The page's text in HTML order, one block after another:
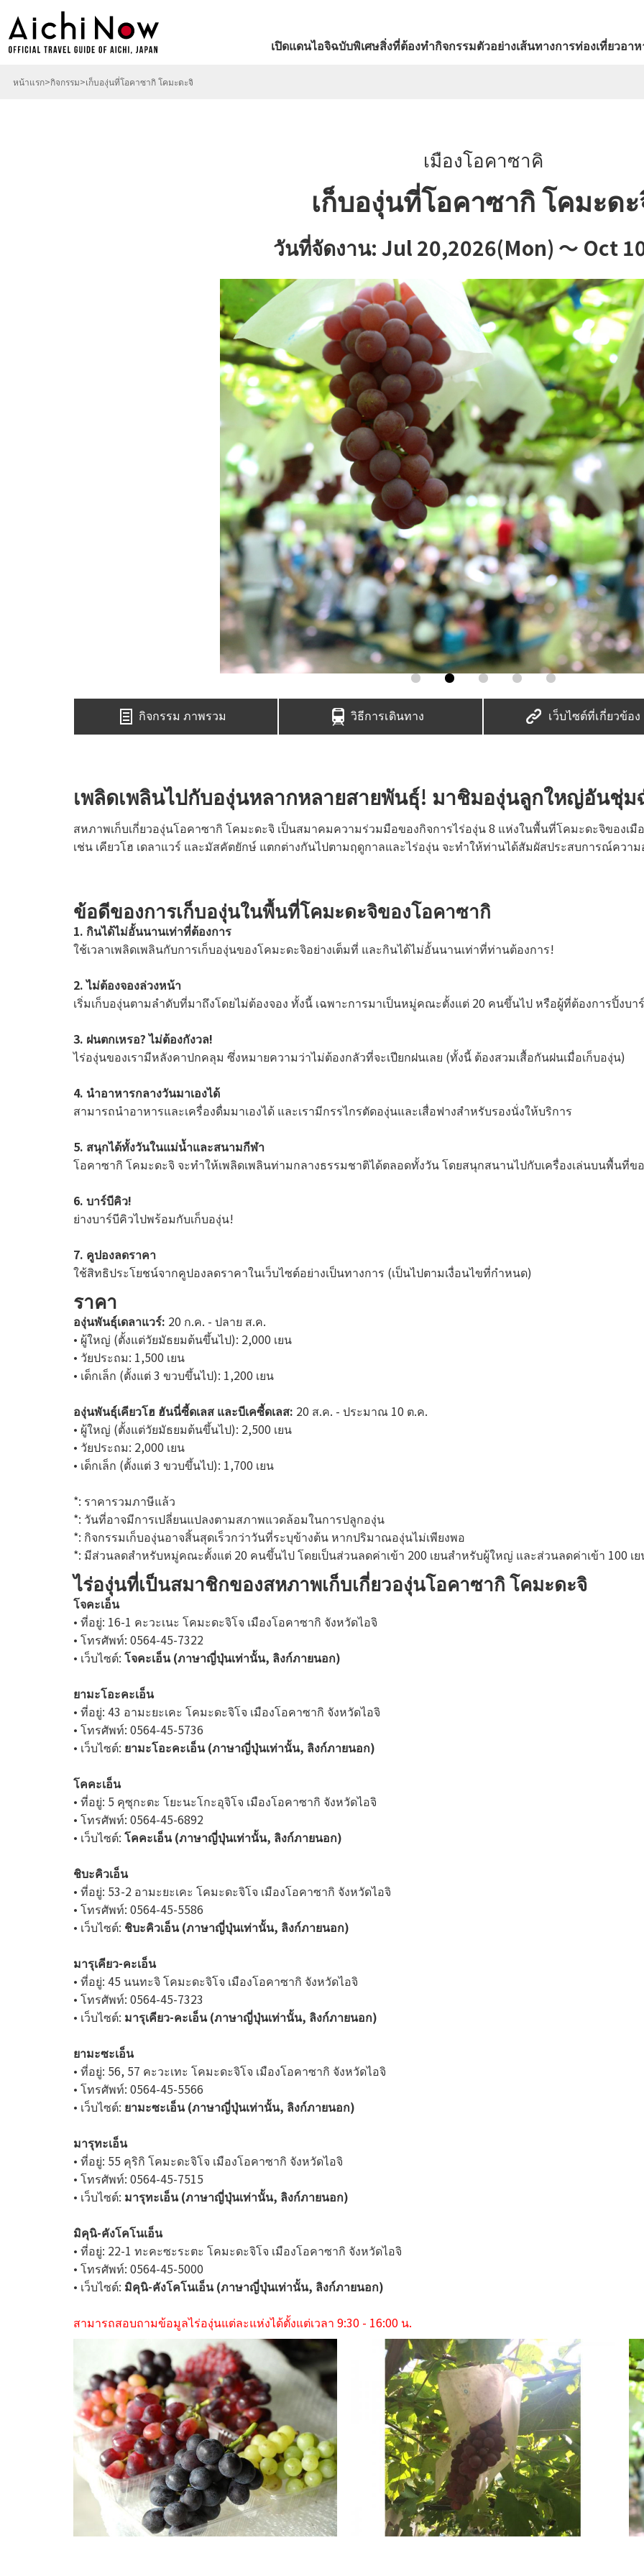
เปิดแดนไอจิฉบับพิเศษสิ่งที่ต้องทำกิจกรรมตัวอย่างเส้นทางการท่องเที่ยวอา
หน้าแรก กิจกรรม เก็บองุ่นที่โอคาซากิ โคมะดะจิ
เมืองโอคาซาคิ
เก็บองุ่นที่โอคาซากิ โคมะด
วันที่จัดงาน: Jul 20,2026(Mon) ～ Oct
กิจกรรม ภาพรวม วิธีการเดินทาง เว็บไซต์ที่เกี่ยวข้อง
เพลิดเพลินไปกับองุ่นหลากหลายสายพันธุ์! มาชิมองุ่นลูกใหญ่อันชุ่ม
สหภาพเก็บเกี่ยวองุ่นโอคาซากิ โคมะดะจิ เป็นสมาคมความร่วมมือของกิจการไร่องุ่น 8 แห่งในพื้นที่โคมะดะจิของเ
เช่น เคียวโฮ เดลาแวร์ และมัสคัตยักษ์ แตกต่างกันไปตามฤดูกาลและไร่องุ่น จะทำให้ท่านได้สัมผัสประสบการณ์ควา
ข้อดีของการเก็บองุ่นในพื้นที่โคมะดะจิของโอคาซากิ
1. กินได้ไม่อั้นนานเท่าที่ต้องการ
ใช้เวลาเพลิดเพลินกับการเก็บองุ่นของโคมะดะจิอย่างเต็มที่ และกินได้ไม่อั้นนานเท่าที่ท่านต้องการ!
2. ไม่ต้องจองล่วงหน้า
เริ่มเก็บองุ่นตามลำดับที่มาถึงโดยไม่ต้องจอง ทั้งนี้ เฉพาะการมาเป็นหมู่คณะตั้งแต่ 20 คนขึ้นไป หรือผู้ที่ต้องการปิ้งบ
3. ฝนตกเหรอ? ไม่ต้องกังวล!
ไร่องุ่นของเรามีหลังคาปกคลุม ซึ่งหมายความว่าไม่ต้องกลัวที่จะเปียกฝนเลย (ทั้งนี้ ต้องสวมเสื้อกันฝนเมื่อเก็บองุ่น)
4. นำอาหารกลางวันมาเองได้
สามารถนำอาหารและเครื่องดื่มมาเองได้ และเรามีกรรไกรตัดองุ่นและเสื่อฟางสำหรับรองนั่งให้บริการ
5. สนุกได้ทั้งวันในแม่น้ำและสนามกีฬา
โอคาซากิ โคมะดะจิ จะทำให้เพลิดเพลินท่ามกลางธรรมชาติได้ตลอดทั้งวัน โดยสนุกสนานไปกับเครื่องเล่นบนพื้นที่ข
6. บาร์บีคิว!
ย่างบาร์บีคิวไปพร้อมกับเก็บองุ่น!
7. คูปองลดราคา
ใช้สิทธิประโยชน์จากคูปองลดราคาในเว็บไซต์อย่างเป็นทางการ (เป็นไปตามเงื่อนไขที่กำหนด)
ราคา
องุ่นพันธุ์เดลาแวร์: 20 ก.ค. - ปลาย ส.ค.
• ผู้ใหญ่ (ตั้งแต่วัยมัธยมต้นขึ้นไป): 2,000 เยน
• วัยประถม: 1,500 เยน
• เด็กเล็ก (ตั้งแต่ 3 ขวบขึ้นไป): 1,200 เยน
องุ่นพันธุ์เคียวโฮ ฮันนี่ซี้ดเลส และบีเคซี้ดเลส: 20 ส.ค. - ประมาณ 10 ต.ค.
• ผู้ใหญ่ (ตั้งแต่วัยมัธยมต้นขึ้นไป): 2,500 เยน
• วัยประถม: 2,000 เยน
• เด็กเล็ก (ตั้งแต่ 3 ขวบขึ้นไป): 1,700 เยน
*: ราคารวมภาษีแล้ว
*: วันที่อาจมีการเปลี่ยนแปลงตามสภาพแวดล้อมในการปลูกองุ่น
*: กิจกรรมเก็บองุ่นอาจสิ้นสุดเร็วกว่าวันที่ระบุข้างต้น หากปริมาณองุ่นไม่เพียงพอ
*: มีส่วนลดสำหรับหมู่คณะตั้งแต่ 20 คนขึ้นไป โดยเป็นส่วนลดค่าเข้า 200 เยนสำหรับผู้ใหญ่ และส่วนลดค่าเข้า 100 เย
ไร่องุ่นที่เป็นสมาชิกของสหภาพเก็บเกี่ยวองุ่นโอคาซากิ โคมะดะจิ
โจคะเอ็น
• ที่อยู่: 16-1 คะวะเนะ โคมะดะจิโจ เมืองโอคาซากิ จังหวัดไอจิ
• โทรศัพท์: 0564-45-7322
• เว็บไซต์: โจคะเอ็น (ภาษาญี่ปุ่นเท่านั้น, ลิงก์ภายนอก)
ยามะโอะคะเอ็น
• ที่อยู่: 43 อามะยะเคะ โคมะดะจิโจ เมืองโอคาซากิ จังหวัดไอจิ
• โทรศัพท์: 0564-45-5736
• เว็บไซต์: ยามะโอะคะเอ็น (ภาษาญี่ปุ่นเท่านั้น, ลิงก์ภายนอก)
โคคะเอ็น
• ที่อยู่: 5 คุซุกะตะ โยะนะโกะอุจิโจ เมืองโอคาซากิ จังหวัดไอจิ
• โทรศัพท์: 0564-45-6892
• เว็บไซต์: โคคะเอ็น (ภาษาญี่ปุ่นเท่านั้น, ลิงก์ภายนอก)
ชิบะคิวเอ็น
• ที่อยู่: 53-2 อามะยะเคะ โคมะดะจิโจ เมืองโอคาซากิ จังหวัดไอจิ
• โทรศัพท์: 0564-45-5586
• เว็บไซต์: ชิบะคิวเอ็น (ภาษาญี่ปุ่นเท่านั้น, ลิงก์ภายนอก)
มารุเคียว-คะเอ็น
• ที่อยู่: 45 นนทะจิ โคมะดะจิโจ เมืองโอคาซากิ จังหวัดไอจิ
• โทรศัพท์: 0564-45-7323
• เว็บไซต์: มารุเคียว-คะเอ็น (ภาษาญี่ปุ่นเท่านั้น, ลิงก์ภายนอก)
ยามะซะเอ็น
• ที่อยู่: 56, 57 คะวะเทะ โคมะดะจิโจ เมืองโอคาซากิ จังหวัดไอจิ
• โทรศัพท์: 0564-45-5566
• เว็บไซต์: ยามะซะเอ็น (ภาษาญี่ปุ่นเท่านั้น, ลิงก์ภายนอก)
มารุทะเอ็น
• ที่อยู่: 55 คุริกิ โคมะดะจิโจ เมืองโอคาซากิ จังหวัดไอจิ
• โทรศัพท์: 0564-45-7515
• เว็บไซต์: มารุทะเอ็น (ภาษาญี่ปุ่นเท่านั้น, ลิงก์ภายนอก)
มิคุนิ-คังโคโนเอ็น
• ที่อยู่: 22-1 ทะคะซะระตะ โคมะดะจิโจ เมืองโอคาซากิ จังหวัดไอจิ
• โทรศัพท์: 0564-45-5000
• เว็บไซต์: มิคุนิ-คังโคโนเอ็น (ภาษาญี่ปุ่นเท่านั้น, ลิงก์ภายนอก)
สามารถสอบถามข้อมูลไร่องุ่นแต่ละแห่งได้ตั้งแต่เวลา 9:30 - 16:00 น.